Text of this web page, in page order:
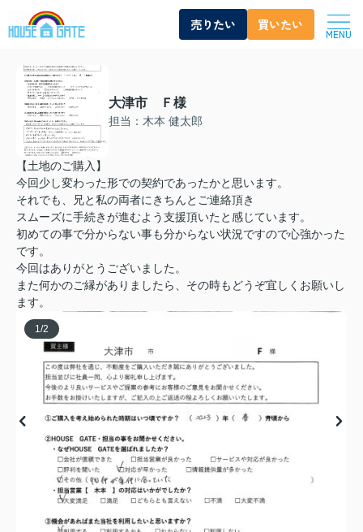
売りたい 買いたい
MENU
大津市 Ｆ様
担当：木本 健太郎
【土地のご購入】
今回少し変わった形での契約であったかと思います。
それでも、兄と私の両者にきちんとご連絡頂き
スムーズに手続きが進むよう支援頂いたと感じています。
初めての事で分からない事も分からない状況ですので心強かった
です。
今回はありがとうございました。
また何かのご縁がありましたら、その時もどうぞ宜しくお願いし
ます。
1 /2